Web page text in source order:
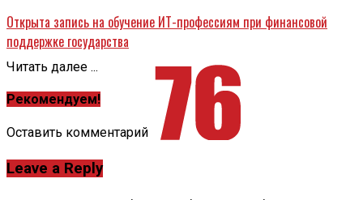
Открыта запись на обучение ИТ-профессиям при финансовой
поддержке государства
Читать далее ...
Рекомендуем!
Оставить комментарий
Leave a Reply